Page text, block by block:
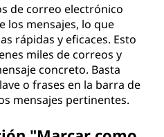
de correo electrónico
los mensajes, lo que
rápidas y eficaces. Esto
miles de correos y
concreto. Basta
o frases en la barra de
mensajes pertinentes.